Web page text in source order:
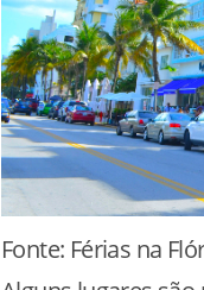
Fonte: Férias na